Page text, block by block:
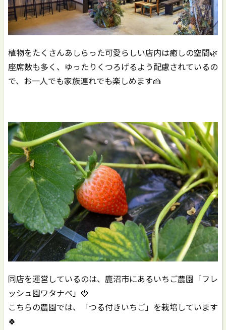
植物をたくさんあしらった可愛らしい店内は癒しの空間🌿
座席数も多く、ゆったりくつろげるよう配慮されているの
で、お一人でも家族連れでも楽しめます🍰
同店を運営しているのは、鹿沼市にあるいちご農園「フレ
ッシュ園ワタナベ」🍓
こちらの農園では、「つる付きいちご」を栽培しています
🍀